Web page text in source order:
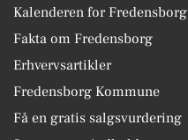
Kalenderen for Fredensborg
Fakta om Fredensborg
Erhvervsartikler
Fredensborg Kommune
Få en gratis salgsvurdering